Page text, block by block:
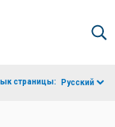
страницы: Русский